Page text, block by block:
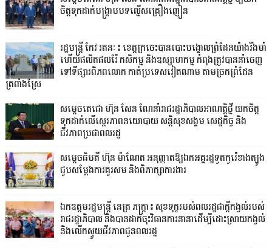
ចិត្តទុកដាក់បង្ក្រាបបទល្មើសគ្រឿងញៀន
រដ្ឋមន្ត្រី កែវ រតនៈ៖ ខេត្តក្រចេះបានបោះបង្គោលព្រំដែនយ៉ាងរឹងមាំ
ហើយផលិតផលរ៉ែ កសិកម្ម និងឧស្សាហកម្ម កំពុងត្រូវបាននាំចេញ
ទៅទីផ្សារពិភពលោក កាត់ប្រទេសវៀតណាម តាមច្រកព្រំដែន
ត្រពាំងស្រែ
សម្តេចតេជោ ហ៊ុន សែន ណែនាំរាជរដ្ឋាភិបាលអាណត្តិថ្មី យកចិត្ត
ទុកដាក់លើស្ថេរភាពនយោបាយ សន្តិសុខសង្គម សេដ្ឋកិច្ច និង
ជីវភាពប្រជាពលរដ្ឋ
សម្តេចធិបតី ហ៊ុន ម៉ាណែត អនុញ្ញាតឱ្យឯកអគ្គរដ្ឋទូតកូរ៉េខាងត្បូង
ជួបសម្តែងការគួរសម និងពិភាក្សាការងារ
ឯកឧត្តមរដ្ឋមន្ត្រី នេត្រ ភក្ត្រា៖ សុខទុក្ខរបស់ពលរដ្ឋជាក្តីកង្វល់របស់
រាជរដ្ឋាភិបាល និងបានដាក់ចុះវិធានការនានាដើម្បីដោះស្រាយកង្វល់
និងលើកស្ទួយជីវភាពជូនពលរដ្ឋ